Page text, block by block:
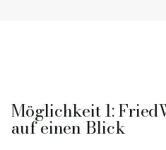
Möglichkeit 1:
auf einen Blick